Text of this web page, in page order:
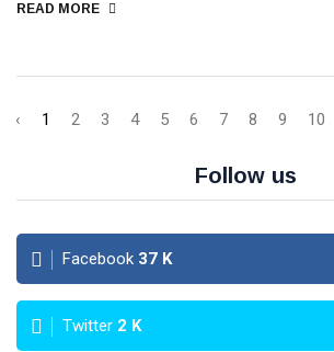
READ MORE
‹ 1 2 3 4 5 6 7 8 9 10
Follow us
Facebook 37 K
Twitter 2 K